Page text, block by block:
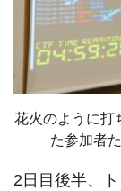
花火のように打
た参加者
2日目後半、